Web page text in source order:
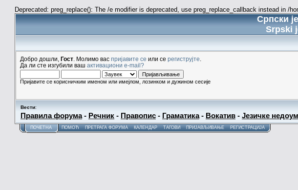
Deprecated: preg_replace(): The /e modifier is deprecated, use preg_replace_callback instead in /
Српски
Srpski
Добро дошли, Гост . Молимо вас пријавите се или се региструјте
Да ли сте изгубили ваш активациони e-mail?
Пријавите се корисничким именом или имејлом, лозинком и дужином сесије
Вести:
Правила форума- Речник - Правопис - Граматика- Вокатив - Језичке
ПОЧЕТНА ПОМОЋ ПРЕТРАГА ФОРУМА КАЛЕНДАР ТАГОВИ ПРИЈАВЉИВАЊЕ РЕГИСТРАЦИЈА